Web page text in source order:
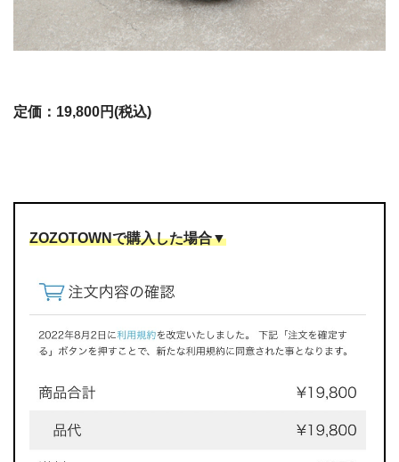
定価：19,800円(税込)
ZOZOTOWNで購入した場合▼